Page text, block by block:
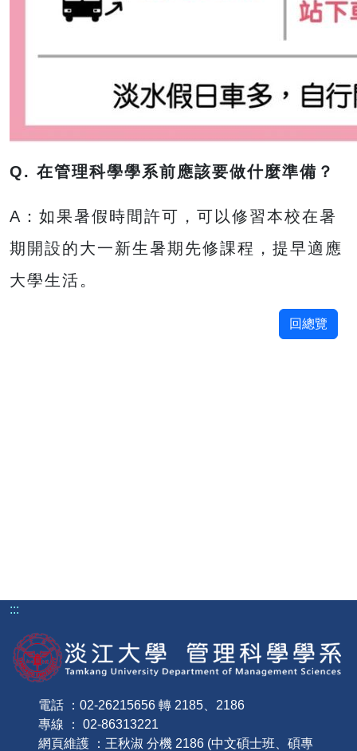
Q. 在管理科學學系前應該要做什麼準備？
A：如果暑假時間許可，可以修習本校在暑
期開設的大一新生暑期先修課程，提早適應
大學生活。
回總覽
:::
電話 ：02-26215656 轉 2185、2186
專線 ： 02-86313221
網頁維護 ：王秋淑 分機 2186 (中文碩士班、碩專